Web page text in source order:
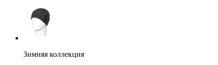
Зимняя коллекция